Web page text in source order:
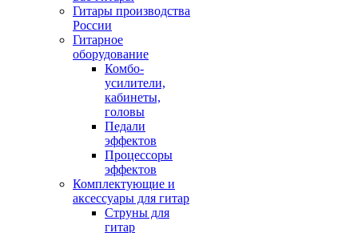
Гитары производства
России
Гитарное
оборудование
Комбо-
усилители,
кабинеты,
головы
Педали
эффектов
Процессоры
эффектов
Комплектующие и
аксессуары для гитар
Струны для
гитар